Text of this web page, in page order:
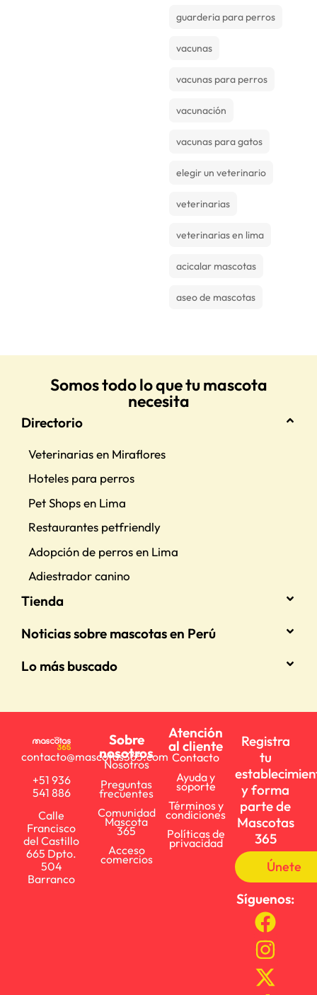
guarderia para perros
vacunas
vacunas para perros
vacunación
vacunas para gatos
elegir un veterinario
veterinarias
veterinarias en lima
acicalar mascotas
aseo de mascotas
Somos todo lo que tu mascota
necesita
Directorio
Veterinarias en Miraflores
Hoteles para perros
Pet Shops en Lima
Restaurantes petfriendly
Adopción de perros en Lima
Adiestrador canino
Tienda
Noticias sobre mascotas en Perú
Lo más buscado
contacto@mascotas365.com
+51 936
541 886
Calle
Francisco
del Castillo
665 Dpto.
504
Barranco
Sobre
nosotros
Nosotros
Preguntas
frecuentes
Comunidad
Mascota
365
Acceso
comercios
Atención
al cliente
Contacto
Ayuda y
soporte
Términos y
condiciones
Políticas de
privacidad
Registra
tu
y forma
parte de
Mascotas
365
Únete
Síguenos: